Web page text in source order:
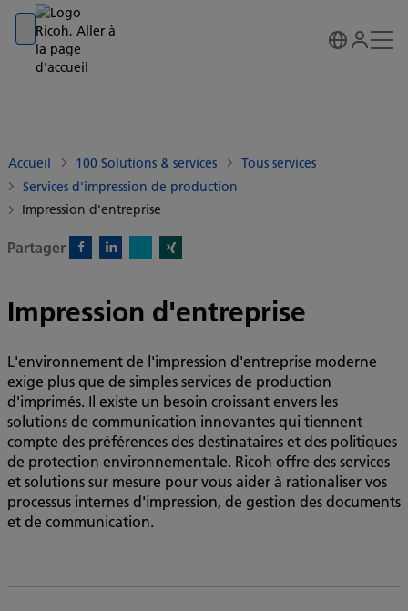
Go to banner
Go to content
Go to footer
Accueil 100 Solutions & services
Tous services
Services d'impression de production
Impression d'entreprise
Partager
Impression d'entreprise
L'environnement de l'impression d'entreprise moderne
exige plus que de simples services de production
d'imprimés. Il existe un besoin croissant envers les
solutions de communication innovantes qui tiennent
compte des préférences des destinataires et des politiques
de protection environnementale. Ricoh offre des services
et solutions sur mesure pour vous aider à rationaliser vos
processus internes d'impression, de gestion des documents
et de communication.